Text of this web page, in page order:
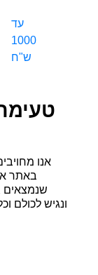
עד
1000
ש"ח
אנו
באתר
שנמצאים
ונגיש לכולם